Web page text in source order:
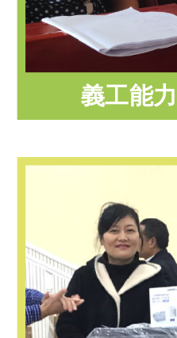
義工能